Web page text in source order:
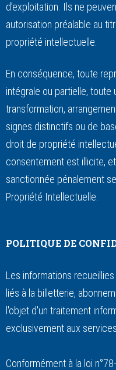
d’exploitation. Ils ne
autorisation préalable au
propriété intellectuelle.
En conséquence, toute
intégrale ou partielle, toute
transformation,
signes distinctifs ou de
droit de propriété
consentement est illicite,
sanctionnée pénalement
Propriété Intellectuelle.
POLITIQUE DE
Les informations
liés à la billetterie,
l'objet d'un traitement
exclusivement aux
Conformément à la loi